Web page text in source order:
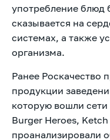
употребление блюд
сказывается на
системах, а также
организма.
Ранее Роскачество
продукции
которую вошли сети
Burger Heroes,
проанализировали